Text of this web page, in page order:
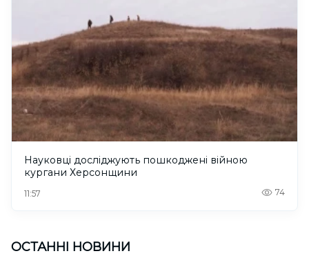
Науковці досліджують пошкоджені війною
кургани Херсонщини
11:57 74
ОСТАННІ НОВИНИ